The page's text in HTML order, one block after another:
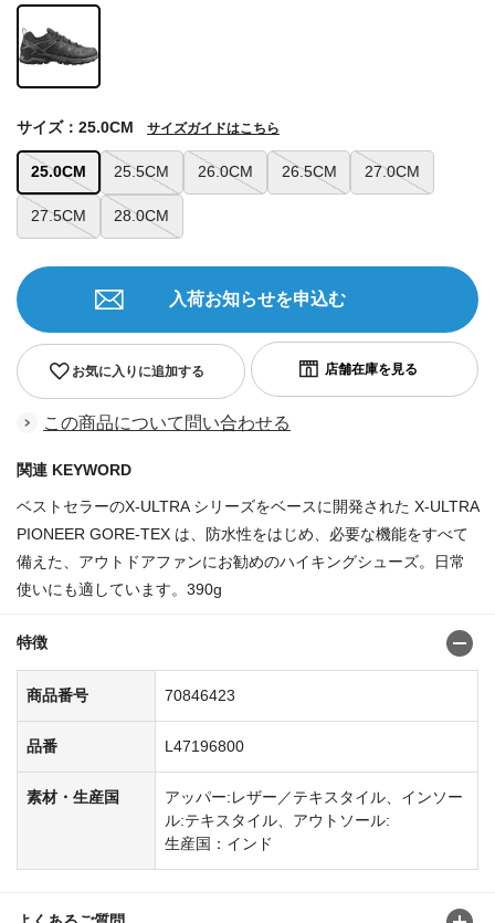
25.0CM 25.5CM 26.0CM 26.5CM 27.0CM
27.5CM 28.0CM
サイズ：25.0CM サイズガイドはこちら
お気に入りに追加する
入荷お知らせを申込む
この商品について問い合わせる
関連 KEYWORD
ベストセラーのX-ULTRA シリーズをベースに開発された X-ULTRA
PIONEER GORE-TEX は、防水性をはじめ、必要な機能をすべて
備えた、アウトドアファンにお勧めのハイキングシューズ。日常
使いにも適しています。390g
特徴
商品番号 70846423
品番 L47196800
素材・生産国
アッパー:レザー／テキスタイル、インソー
ル:テキスタイル、アウトソール:
生産国：インド